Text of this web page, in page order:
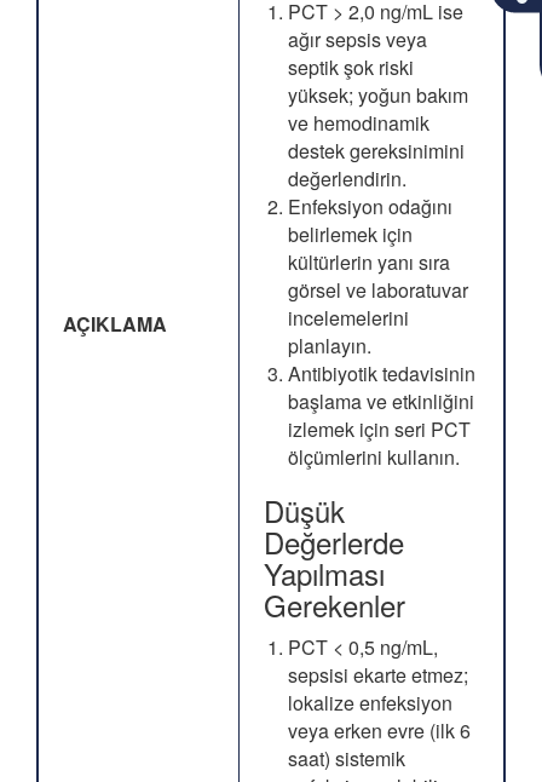
AÇIKLAMA
PCT > 2,0 ng/mL ise
ağır sepsis veya
septik şok riski
yüksek; yoğun bakım
ve hemodinamik
destek gereksinimini
değerlendirin.
Enfeksiyon odağını
belirlemek için
kültürlerin yanı sıra
görsel ve laboratuvar
incelemelerini
planlayın.
Antibiyotik tedavisinin
başlama ve etkinliğini
izlemek için seri PCT
ölçümlerini kullanın.
Düşük
Değerlerde
Yapılması
Gerekenler
PCT < 0,5 ng/mL,
sepsisi ekarte etmez;
lokalize enfeksiyon
veya erken evre (ilk 6
saat) sistemik